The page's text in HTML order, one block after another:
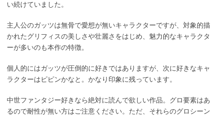
い続けていました。
主人公のガッツは無骨で愛想が無いキャラクターですが、対象的描
かれたグリフィスの美しさや壮麗さをはじめ、魅力的なキャラクタ
ーが多いのも本作の特徴。
個人的にはガッツが圧倒的に好きではありますが、次に好きなキャ
ラクターはピピンかなと。かなり印象に残っています。
中世ファンタジー好きなら絶対に読んで欲しい作品。グロ要素はあ
るので耐性が無い方はご注意ください。ただ、それらのグロシーン